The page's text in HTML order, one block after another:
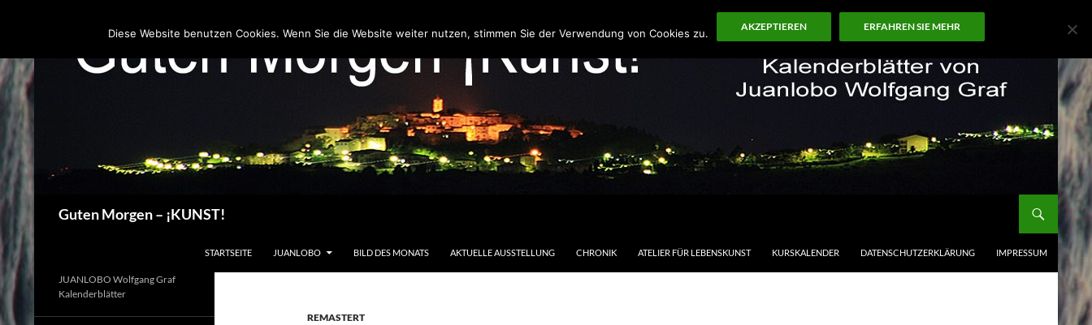
Guten Morgen – ¡KUNST!
STARTSEITE JUANLOBO BILD DES MONATS AKTUELLE AUSSTELLUNG CHRONIK ATELIER FÜR LEBENSKUNST KURSKALENDER DATENSCHUTZERKLÄRUNG IMPRESSUM
REMASTERT
JUANLOBO Wolfgang Graf
Kalenderblätter
Diese Website benutzen Cookies. Wenn Sie die Website weiter nutzen, stimmen Sie der Verwendung von Cookies zu.
AKZEPTIEREN ERFAHREN SIE MEHR